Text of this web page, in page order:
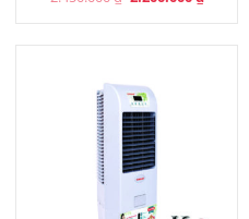
price price